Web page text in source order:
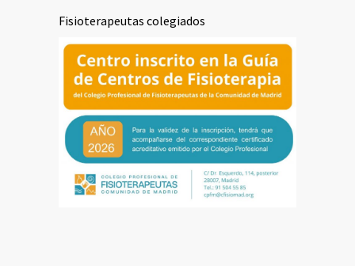
Fisioterapeutas colegiados